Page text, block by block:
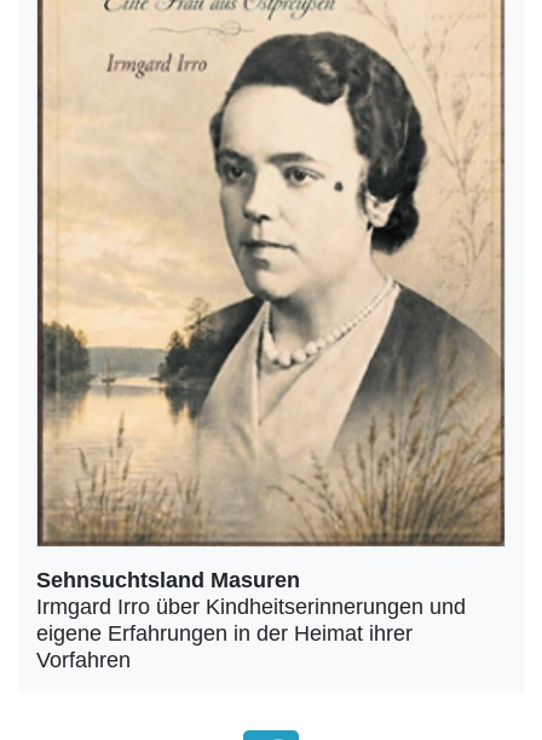
Sehnsuchtsland Masuren
Irmgard Irro über Kindheitserinnerungen und
eigene Erfahrungen in der Heimat ihrer
Vorfahren